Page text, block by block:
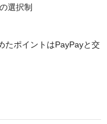
選択制
たポイントはPayPayと交